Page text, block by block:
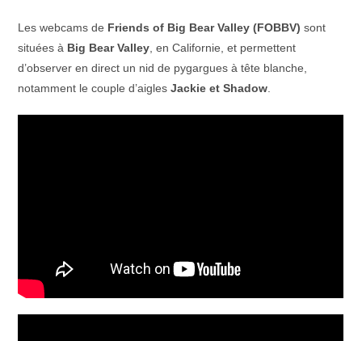
Les webcams de Friends of Big Bear Valley (FOBBV) sont
situées à Big Bear Valley , en Californie, et permettent
d’observer en direct un nid de pygargues à tête blanche,
notamment le couple d’aiglesJackie et Shadow